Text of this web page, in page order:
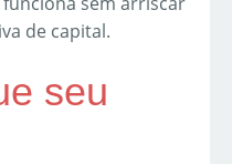
de capital.
seu